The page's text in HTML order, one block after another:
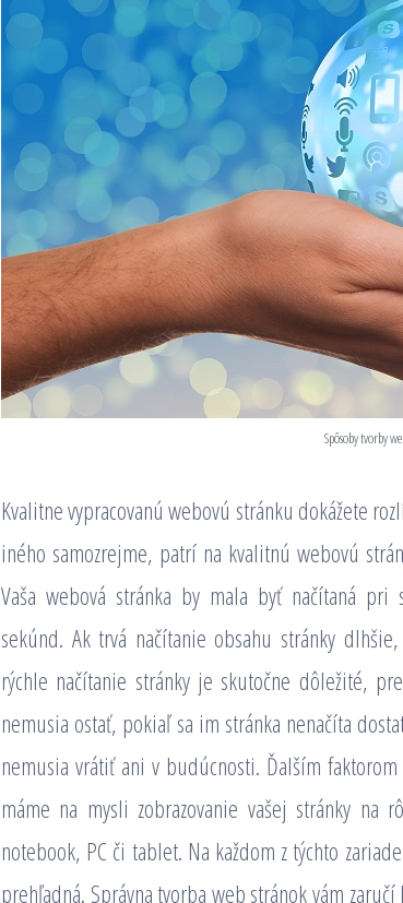
Spôsoby tvorby
Kvalitne vypracovanú webovú stránku dokážete
iného samozrejme, patrí na kvalitnú webovú
Vaša webová stránka by mala byť načítaná
sekúnd. Ak trvá načítanie obsahu stránky
rýchle načítanie stránky je skutočne dôležité,
nemusia ostať, pokiaľ sa im stránka nenačíta
nemusia vrátiť ani v budúcnosti. Ďalším
máme na mysli zobrazovanie vašej stránky na
notebook, PC či tablet. Na každom z týchto
prehľadná. Správna tvorba web stránok vám